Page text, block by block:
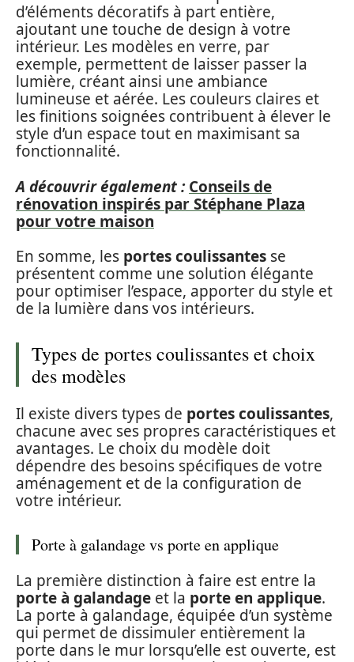
d’éléments décoratifs à part entière,
ajoutant une touche de design à votre
intérieur. Les modèles en verre, par
exemple, permettent de laisser passer la
lumière, créant ainsi une ambiance
lumineuse et aérée. Les couleurs claires et
les finitions soignées contribuent à élever le
style d’un espace tout en maximisant sa
fonctionnalité.
A découvrir également : Conseils de
rénovation inspirés par Stéphane Plaza
pour votre maison
En somme, les portes coulissantes se
présentent comme une solution élégante
pour optimiser l’espace, apporter du style et
de la lumière dans vos intérieurs.
Types de portes coulissantes et choix
des modèles
Il existe divers types de portes coulissantes,
chacune avec ses propres caractéristiques et
avantages. Le choix du modèle doit
dépendre des besoins spécifiques de votre
aménagement et de la configuration de
votre intérieur.
Porte à galandage vs porte en applique
La première distinction à faire est entre la
porte à galandage et la porte en applique.
La porte à galandage, équipée d’un système
qui permet de dissimuler entièrement la
porte dans le mur lorsqu’elle est ouverte, est